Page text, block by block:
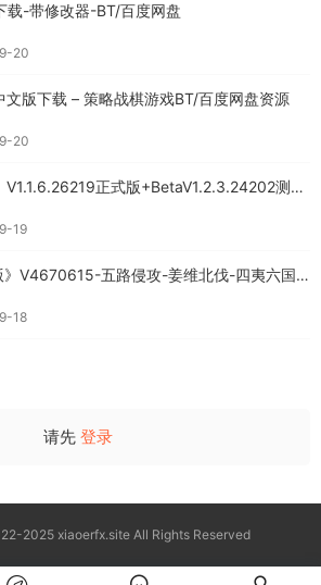
载-带修改器-BT/百度网盘
20
文版下载 – 策略战棋游戏BT/百度网盘资源
20
V1.1.6.26219正式版+BetaV1.2.3.24202测试
19
》V4670615-五路侵攻-姜维北伐-四夷六国
18
请先 登录
2025 xiaoerfx.site All Rights Reserved